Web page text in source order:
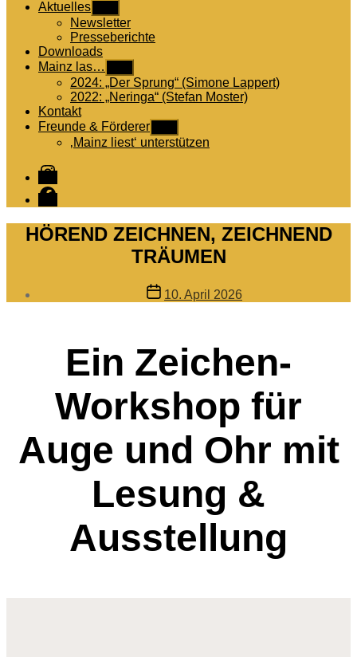
Aktuelles
anzeigen
Newsletter
Presseberichte
Downloads
Mainz las…
anzeigen
2024: „Der Sprung“ (Simone Lappert)
2022: „Neringa“ (Stefan Moster)
Kontakt
Freunde & Förderer
anzeigen
‚Mainz liest‘ unterstützen
Instagram
Facebook
HÖREND ZEICHNEN, ZEICHNEND
TRÄUMEN
Veröffentlichungsdatum
10. April 2026
Ein Zeichen-
Workshop für
Auge und Ohr mit
Lesung &
Ausstellung